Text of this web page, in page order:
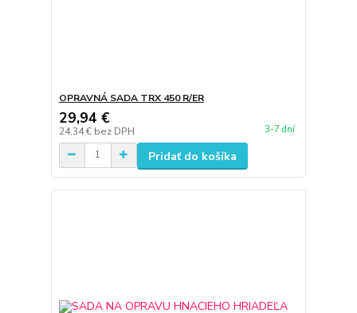
OPRAVNÁ SADA TRX 450 R/ER
29,94 €
24,34 € bez DPH 3-7 dní
Pridať do košíka